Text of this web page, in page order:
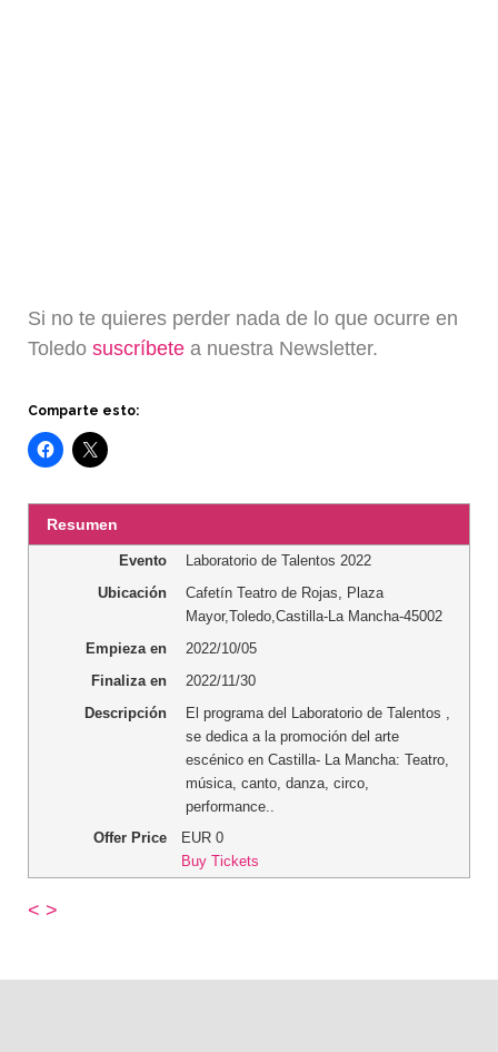
Si no te quieres perder nada de lo que ocurre en
Toledosuscríbete a nuestra Newsletter.
Comparte esto:
Resumen
Evento
Laboratorio de Talentos 2022
Ubicación
Cafetín Teatro de Rojas, Plaza
Mayor,Toledo,Castilla-La Mancha-45002
Empieza en
2022/10/05
Finaliza en
2022/11/30
Descripción
El programa del Laboratorio de Talentos ,
se dedica a la promoción del arte
escénico en Castilla- La Mancha: Teatro,
música, canto, danza, circo,
performance..
Offer Price
EUR 0
Buy Tickets
< >